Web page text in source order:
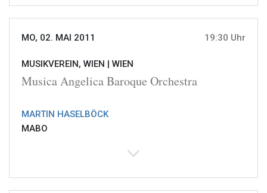
MO, 02. MAI 2011 19:30 Uhr
MUSIKVEREIN, WIEN | WIEN
Musica Angelica Baroque Orchestra
MARTIN HASELBÖCK
MABO